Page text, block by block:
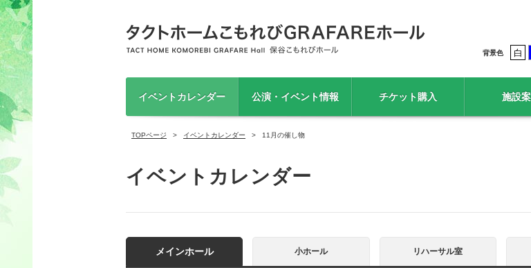
背景色 白
イベントカレンダー 公演・イベント情報 チケット購入 施設
TOPページ イベントカレンダー 11月の催し物
イベントカレンダー
メインホール 小ホール リハーサル室